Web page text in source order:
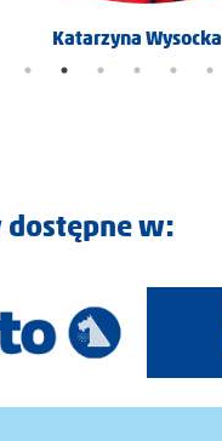
Katarzyna Wysocka
w: